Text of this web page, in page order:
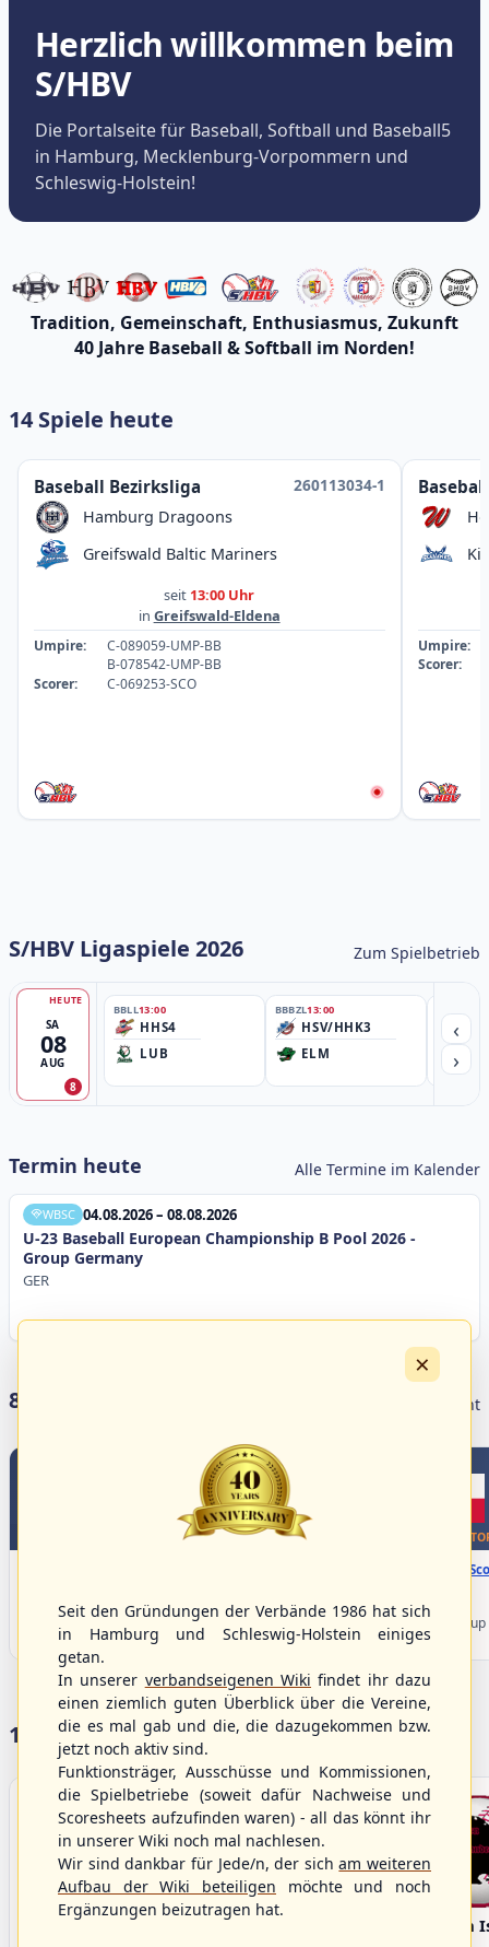
Herzlich willkommen beim
S/HBV
Die Portalseite für Baseball, Softball und Baseball5
in Hamburg, Mecklenburg-Vorpommern und
Schleswig-Holstein!
Tradition, Gemeinschaft, Enthusiasmus, Zukunft
40 Jahre Baseball & Softball im Norden!
14 Spiele heute
Baseball Bezirksliga
260113034-1
Hamburg Dragoons
Greifswald Baltic Mariners
seit 13:00 Uhr
in Greifswald-Eldena
Umpire:
C-089059-UMP-BB
B-078542-UMP-BB
Scorer:
C-069253-SCO
Umpire:
Scorer:
S/HBV Ligaspiele 2026 Zum Spielbetrieb
SA
08
AUG
HEUTE
8
BBLL13:00
HHS4
LUB
BBBZL13:00
HSV/HHK3
ELM
‹
›
Termin heute Alle Termine im Kalender
WBSC 04.08.2026 – 08.08.2026
U-23 Baseball European Championship B Pool 2026 -
Group Germany
GER
8 Livestreams heute Livestream Übersicht
0
TOP 4
U-23 Baseball European
Championship B Pool 2026 - Group
WBSC Europe
Box-
U-23 Baseball European
Championship B Pool 2026 - Group
Germany
17 Vereine im S/HBV
Bargenstedt
Elmshorn Alligators Fehmarn
×
Seit den Gründungen der Verbände 1986 hat sich
in Hamburg und Schleswig-Holstein einiges
getan.
In unserer verbandseigenen Wiki findet ihr dazu
einen ziemlich guten Überblick über die Vereine,
die es mal gab und die, die dazugekommen bzw.
jetzt noch aktiv sind.
Funktionsträger, Ausschüsse und Kommissionen,
die Spielbetriebe (soweit dafür Nachweise und
Scoresheets aufzufinden waren) - all das könnt ihr
in unserer Wiki noch mal nachlesen.
Wir sind dankbar für Jede/n, der sicham weiteren
Aufbau der Wiki beteiligen möchte und noch
Ergänzungen beizutragen hat.